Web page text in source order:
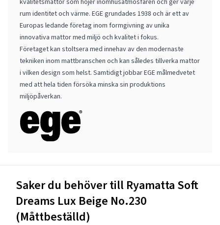
kvalitetsmattor som höjer inomhusatmosfären och ger varje
rum identitet och värme. EGE grundades 1938 och är ett av
Europas ledande företag inom formgivning av unika
innovativa mattor med miljö och kvalitet i fokus.
Företaget kan stoltsera med innehav av den modernaste
tekniken inom mattbranschen och kan således tillverka mattor
i vilken design som helst. Samtidigt jobbar EGE målmedvetet
med att hela tiden försöka minska sin produktions
miljöpåverkan.
Saker du behöver till Ryamatta Soft
Dreams Lux Beige No.230
(Måttbeställd)